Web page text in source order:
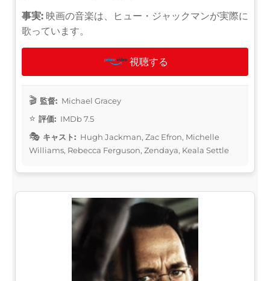
事実: 映画の音楽は、ヒュー・ジャックマンが実際に
歌っています。
視聴する
監督: Michael Gracey
評価: IMDb 7.5
キャスト: Hugh Jackman, Zac Efron, Michelle
Williams, Rebecca Ferguson, Zendaya, Keala Settle